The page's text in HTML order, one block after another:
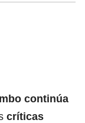
continúa
críticas